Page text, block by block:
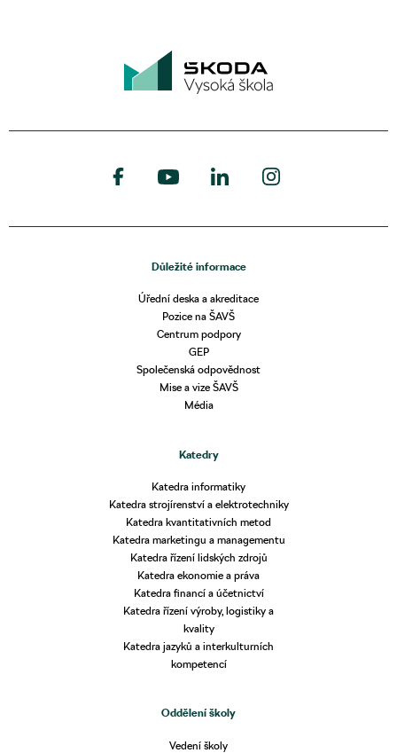
Důležité informace
Úřední deska a akreditace
Pozice na ŠAVŠ
Centrum podpory
GEP
Společenská odpovědnost
Mise a vize ŠAVŠ
Média
Katedry
Katedra informatiky
Katedra strojírenství a elektrotechniky
Katedra kvantitativních metod
Katedra marketingu a managementu
Katedra řízení lidských zdrojů
Katedra ekonomie a práva
Katedra financí a účetnictví
Katedra řízení výroby, logistiky a
kvality
Katedra jazyků a interkulturních
kompetencí
Oddělení školy
Vedení školy